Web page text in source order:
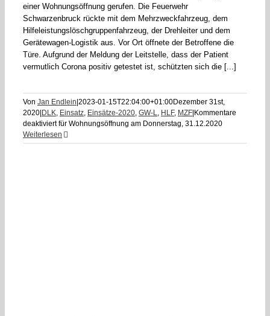
einer Wohnungsöffnung gerufen. Die Feuerwehr
Schwarzenbruck rückte mit dem Mehrzweckfahrzeug, dem
Hilfeleistungslöschgruppenfahrzeug, der Drehleiter und dem
Gerätewagen-Logistik aus. Vor Ort öffnete der Betroffene die
Türe. Aufgrund der Meldung der Leitstelle, dass der Patient
vermutlich Corona positiv getestet ist, schützten sich die [...]
Von Jan Endlein 2023-01-15T22:04:00+01:00Dezember 31st,
2020 DLK, Einsatz, Einsätze-2020, GW-L, HLF, MZF Kommentare
deaktiviertfür Wohnungsöffnung am Donnerstag, 31.12.2020
Weiterlesen